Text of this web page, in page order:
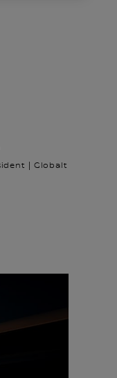
| Globalt